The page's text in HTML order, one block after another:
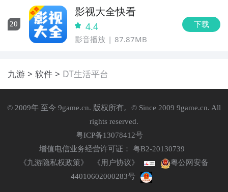
20
影视大全快看
4.4
影音播放 87.87MB
下载
九游 软件 DT生活平台
© 2009年 至今 9game.cn. 版权所有。© Since 2009 9game.cn. All
rights reserved.
粤ICP备13078412号
增值电信业务经营许可证： 粤B2-20130739
《九游隐私权政策》
《用户协议》
粤公网安备
44010602000283号